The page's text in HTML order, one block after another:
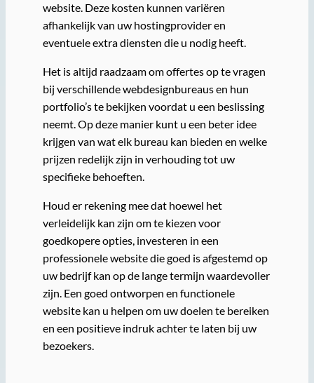
website. Deze kosten kunnen variëren
afhankelijk van uw hostingprovider en
eventuele extra diensten die u nodig heeft.
Het is altijd raadzaam om offertes op te vragen
bij verschillende webdesignbureaus en hun
portfolio’s te bekijken voordat u een beslissing
neemt. Op deze manier kunt u een beter idee
krijgen van wat elk bureau kan bieden en welke
prijzen redelijk zijn in verhouding tot uw
specifieke behoeften.
Houd er rekening mee dat hoewel het
verleidelijk kan zijn om te kiezen voor
goedkopere opties, investeren in een
professionele website die goed is afgestemd op
uw bedrijf kan op de lange termijn waardevoller
zijn. Een goed ontworpen en functionele
website kan u helpen om uw doelen te bereiken
en een positieve indruk achter te laten bij uw
bezoekers.